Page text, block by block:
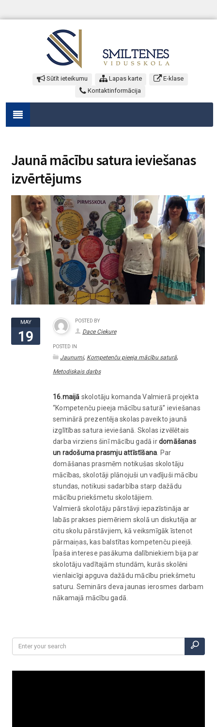
Sūtīt ieteikumu Lapas karte
E-klase
Kontaktinformācija
Jaunā mācību satura ieviešanas
izvērtējums
MAY
19
POSTED BY
Dace Ciekure
POSTED IN
Jaunumi, Kompetenču pieeja mācību saturā,
Metodiskais darbs
16.maijā skolotāju komanda Valmierā projekta
“Kompetenču pieeja mācību saturā” ieviešanas
seminārā prezentēja skolas paveikto jaunā
izglītības satura ieviešanā. Skolas izvēlētais
darba virziens šinī mācību gadā irdomāšanas
un radošuma prasmju attīstīšana . Par
domāšanas prasmēm notikušas skolotāju
mācības, skolotāji plānojuši un vadījuši mācību
stundas, notikusi sadarbība starp dažādu
mācību priekšmetu skolotājiem.
Valmierā skolotāju pārstāvji iepazīstināja ar
labās prakses piemēriem skolā un diskutēja ar
citu skolu pārstāvjiem, kā veiksmīgāk īstenot
pārmaiņas, kas balstītas kompetenču pieejā.
Īpaša interese pasākuma dalībniekiem bija par
skolotāju vadītajām stundām, kurās skolēni
vienlaicīgi apguva dažādu mācību priekšmetu
saturu. Seminārs deva jaunas ierosmes darbam
nākamajā mācību gadā.